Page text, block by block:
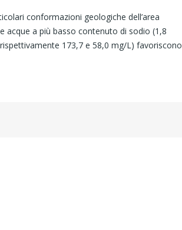
conformazioni geologiche dell’area
acque a più basso contenuto di sodio (1,8
173,7 e 58,0 mg/L) favoriscono